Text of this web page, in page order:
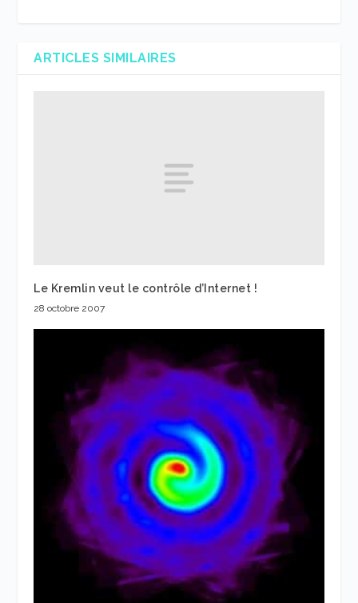
ARTICLES SIMILAIRES
Le Kremlin veut le contrôle d’Internet !
28 octobre 2007